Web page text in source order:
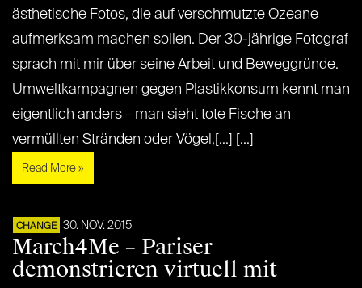
ästhetische Fotos, die auf verschmutzte Ozeane
aufmerksam machen sollen. Der 30-jährige Fotograf
sprach mit mir über seine Arbeit und Beweggründe.
Umweltkampagnen gegen Plastikkonsum kennt man
eigentlich anders – man sieht tote Fische an
vermüllten Stränden oder Vögel,[...] [...]
Read More »
CHANGE 30. NOV. 2015
March4Me – Pariser
demonstrieren virtuell mit